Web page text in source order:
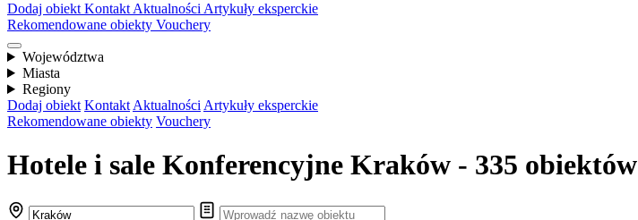
Dodaj obiekt Kontakt Aktualności Artykuły eksperckie
Rekomendowane obiekty Vouchery
Województwa
Miasta
Regiony
Dodaj obiekt Kontakt Aktualności Artykuły eksperckie
Rekomendowane obiekty Vouchery
Hotele i sale Konferencyjne Kraków - 335 obiektów